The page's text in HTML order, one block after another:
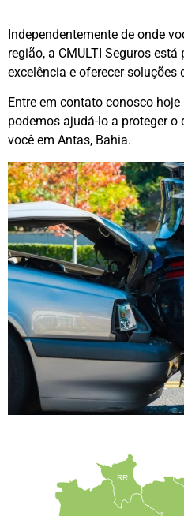
Independentemente de onde
região, a CMULTI Seguros
excelência e oferecer soluções
Entre em contato conosco
podemos ajudá-lo a proteger
você em Antas, Bahia.
RR